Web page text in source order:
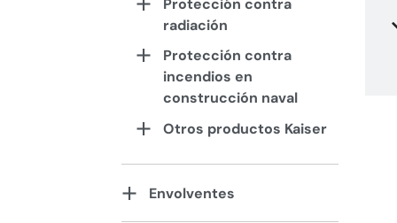
Protección contra
radiación
Protección contra
incendios en
construcción naval
Otros productos Kaiser
Envolventes